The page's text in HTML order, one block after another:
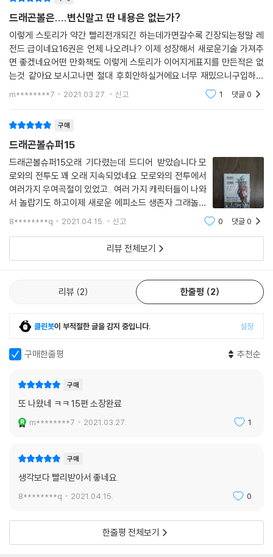
드래곤볼은....변신말고 딴 내용은 없는가?
이렇게 스토리가 약간 빨리전개되긴 하는데가면갈수록 긴장되는정말 레
전드 급이네요16권은 언제 나오려나? 이제 성장해서 새로운기술 가져주
면 좋겠네요어떤 만화책도 이렇게 스토리가 이어지게표지를 만든적은 없
는것 같아요.보시고나면 절대 후회안하실거에요.너무 재밌으니구입하길
잘했어요.이거 일본어 판도 주문해봤어요 ㅋ전 드래곤볼 대부분 모으는 드
m********7 2021.03.27. 신고 1 댓글0
구매
드래곤볼슈퍼15
드래곤볼슈퍼15오래 기다렸는데 드디어 받았습니다.모
로와의 전투도 꽤 오래 지속되었네요. 모로와의 전투에서
여러가지 우여곡절이 있었고.. 여러 가지 캐릭터들이 나와
서 놀랍기도 하고이제 새로운 에피소드 생존자 그래놀라
편이 시작되는데 많이 기대가 되네요. 어떤 방식으로 진행
될지는 모르겠지만 기존의 스토리와 약간 차이가 날 가능
8********q 2021.04.15. 신고 0 댓글0
리뷰 전체보기
리뷰 2 한줄평 2
클린봇이 부적절한 글을 감지 중입니다. 설정
구매한줄평 추천순
구매
또 나왔네 ㅋㅋ 15편 소장완료
m********7 2021.03.27. 1
구매
생각보다 빨리받아서 좋네요.
8********q 2021.04.15. 0
한줄평 전체보기